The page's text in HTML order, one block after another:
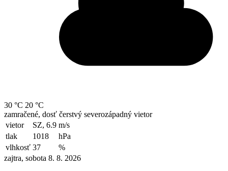
30 °C 20 °C
zamračené, dosť čerstvý severozápadný vietor
vietor
SZ, 6.9 m/s
tlak
1018
hPa
vlhkosť 37
%
zajtra, sobota 8. 8. 2026